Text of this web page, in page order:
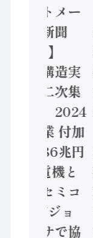
【オートメー
ション新聞
No.455】
「経済構造実
態調査二次集
計結果」2024
年製造業 付加
価値額86兆円
/ 三菱電機と
ソニーセミコ
ン AIビジョ
ンセンサで協